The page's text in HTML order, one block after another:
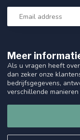
Meer
Als u vragen heeft
dan zeker onze
bedrijfsgegevens,
verschillende